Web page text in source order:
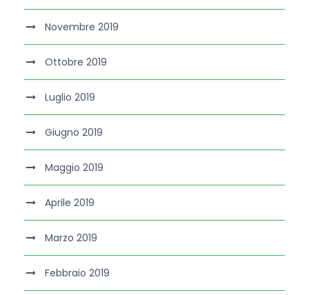
Novembre 2019
Ottobre 2019
Luglio 2019
Giugno 2019
Maggio 2019
Aprile 2019
Marzo 2019
Febbraio 2019